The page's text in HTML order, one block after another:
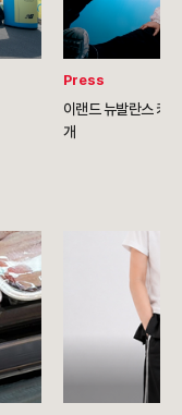
Press
이랜드 뉴발란스 키
개